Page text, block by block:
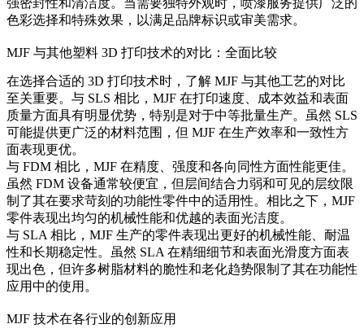
色彩选择和特殊效果，以满足品牌标识或审美需求。
MJF 与其他塑料 3D 打印技术的对比：全面比较
在选择合适的 3D 打印技术时，了解 MJF 与其他工艺的对比
至关重要。与 SLS 相比，MJF 在打印速度、成本效益和表面
质量方面具有明显优势，特别是对于中等批量生产。虽然 SLS
可能提供更广泛的材料范围，但 MJF 在生产效率和一致性方
面表现更优。
与 FDM 相比，MJF 在精度、强度和各向同性方面性能更佳。
虽然 FDM 设备通常较便宜，但层间结合力弱和可见的层纹限
制了其在要求苛刻的功能性零件中的适用性。相比之下，MJF
零件表现出均匀的机械性能和优越的表面光洁度。
与 SLA 相比，MJF 生产的零件表现出更好的机械性能、耐温
性和长期稳定性。虽然 SLA 在精细细节和表面光滑度方面表
现出色，但许多树脂材料的脆性和老化趋势限制了其在功能性
应用中的使用。
MJF 技术在各行业的创新应用